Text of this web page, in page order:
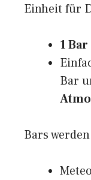
Einheit für
1 Bar
Bar
Bars